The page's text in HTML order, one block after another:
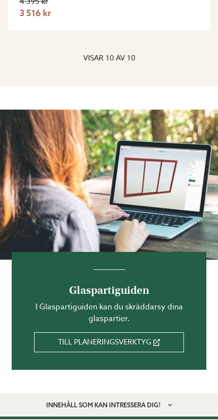
3 516 kr
VISAR 10 AV 10
Glaspartiguiden
I Glaspartiguiden kan du skräddarsy dina
glaspartier.
TILL PLANERINGSVERKTYG
INNEHÅLL SOM KAN INTRESSERA DIG!